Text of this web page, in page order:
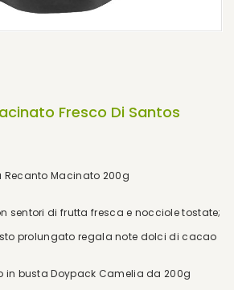
Fresco Di Santos
Recanto Macinato 200g
sentori di frutta fresca e nocciole tostate;
prolungato regala note dolci di cacao
in busta Doypack Camelia da 200g